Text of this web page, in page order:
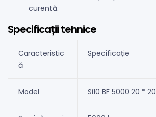
curentă.
Specificații tehnice
Caracteristic
ă
Specificație
Model Si10 BF 5000 20 * 20